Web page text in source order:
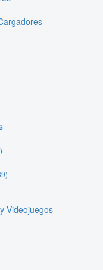
Videojuegos